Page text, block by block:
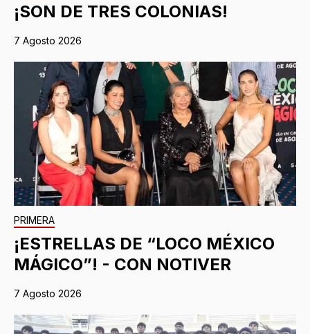
¡SON DE TRES COLONIAS!
7 Agosto 2026
PRIMERA
¡ESTRELLAS DE “LOCO MÉXICO
MÁGICO”! - CON NOTIVER
7 Agosto 2026